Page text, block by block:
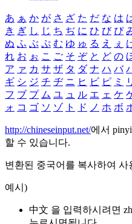
あ ぁ か が さ ざ た だ な は
き ぎ し じ ち ぢ に ひ び ぴ
ぬ ふ ぶ ぷ む ゆ ゅ る え ぇ
れ お ぉ こ ご そ ぞ と ど の
ア ァ カ サ ザ タ ダ ナ ハ バ
ギ シ ジ チ ヂ ニ ヒ ビ ピ ミ
フ ブ プ ム ユ ュ ル エ ェ ケ
ォ コ ゴ ソ ゾ ト ド ノ ホ ボ
http://chineseinput.net/에서
할 수 있습니다.
변환된 중국어를 복사하여 사
예시)
中文 을 입력하시려면